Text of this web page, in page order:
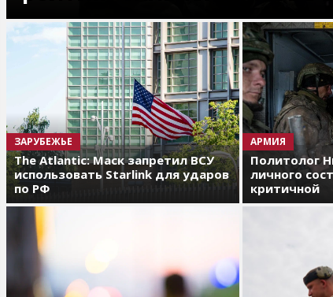
ЗАРУБЕЖЬЕ
The Atlantic: Маск запретил ВСУ
использовать Starlink для ударов
по РФ
АРМИЯ
Политолог
личного
критичной